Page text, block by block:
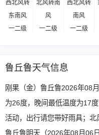
西北风转
东南风
一二级
北风转南
风
一二级
西北风转
南风
一二级
鲁丘鲁天气信息
刚果（金）鲁丘鲁2026年08
为26度，晚间最低温度为17
活动，出行请您带好雨具；北
鲁丘鲁明天（2026年08月06